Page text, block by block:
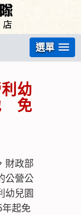
選單
幼
免
財政部
公營公
幼兒園
年起免